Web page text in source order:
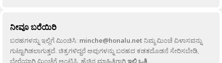
ನೀವೂ ಬರೆಯಿರಿ
ಬರಹಗಳನ್ನು ಇಲ್ಲಿಗೆ ಮಿಂಚಿಸಿ: minche@honalu.netನಿಮ್ಮ ಮಿಂಚೆ ವಿಳಾಸವನ್ನು
ಗುಟ್ಟಾಗಿಡಲಾಗುತ್ತದೆ. ಚಿತ್ರಗಳಿದ್ದರೆ ಅವುಗಳನ್ನು ಬರಹದ ಕಡತದೊಡನೆ ಸೇರಿಸಬೇಡಿ,
ಬೇರೆಯಾಗಿ ಮಿಂಚೆಗೆ ಅಂಟಿಸಿ. ಹೆಚ್ಚಿನ ಮಾಹಿತಿಗಾಗಿಇಲ್ಲಿ ಒತ್ತಿ.